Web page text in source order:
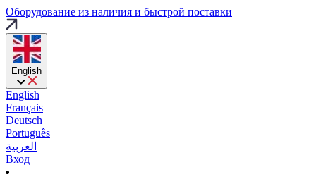
Оборудование из наличия и быстрой поставки
English
English
Français
Deutsch
Português
العربية
Вход